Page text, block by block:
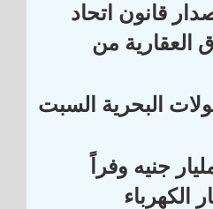
قانون اتحاد
العقارية من
البحرية السبت
حكومي : 20 مليار جنيه وفراً
الكهرباء